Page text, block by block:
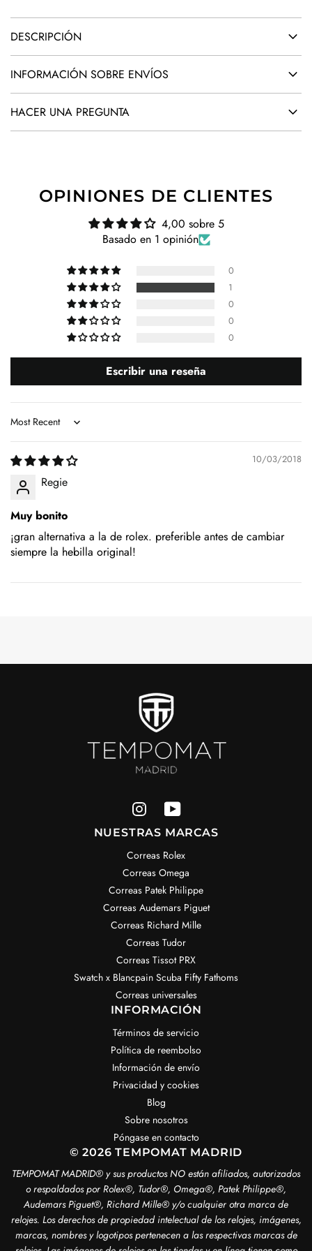
DESCRIPCIÓN
INFORMACIÓN SOBRE ENVÍOS
HACER UNA PREGUNTA
OPINIONES DE CLIENTES
4,00 sobre 5
Basado en 1 opinión
0
1
0
0
0
Escribir una reseña
Sort by
10/03/2018
Regie
Muy bonito
¡gran alternativa a la de rolex. preferible antes de cambiar
siempre la hebilla original!
NUESTRAS MARCAS
Correas Rolex
Correas Omega
Correas Patek Philippe
Correas Audemars Piguet
Correas Richard Mille
Correas Tudor
Correas Tissot PRX
Swatch x Blancpain Scuba Fifty Fathoms
Correas universales
INFORMACIÓN
Términos de servicio
Política de reembolso
Información de envío
Privacidad y cookies
Blog
Sobre nosotros
Póngase en contacto
© 2026 TEMPOMAT MADRID
TEMPOMAT MADRID®️ y sus productos NO están afiliados, autorizados
o respaldados por Rolex®️, Tudor®️, Omega®️, Patek Philippe®️,
Audemars Piguet®️, Richard Mille®️ y/o cualquier otra marca de
relojes. Los derechos de propiedad intelectual de los relojes, imágenes,
marcas, nombres y logotipos pertenecen a las respectivas marcas de